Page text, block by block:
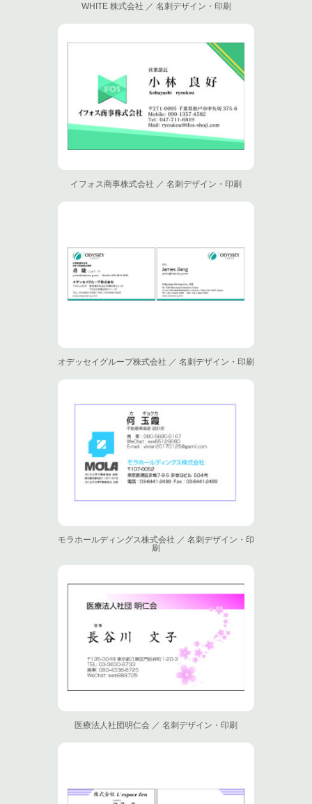
WHITE 株式会社 ／ 名刺デザイン・印刷
イフォス商事株式会社 ／ 名刺デザイン・印刷
オデッセイグループ株式会社 ／ 名刺デザイン・印刷
モラホールディングス株式会社 ／ 名刺デザイン・印
刷
医療法人社団明仁会 ／ 名刺デザイン・印刷